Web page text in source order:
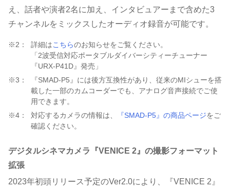
え、話者や演者2名に加え、インタビュアーまで含めた3
チャンネルをミックスしたオーディオ録音が可能です。
※2： 詳細は こちらのお知らせをご覧ください。
「2波受信対応ポータブルダイバーシティーチューナー
『URX-P41D』発売」
※3：
『SMAD-P5』には後方互換性があり、従来のMIシューを搭
載した一部のカムコーダーでも、アナログ音声接続でご使
用できます。
※4：
対応するカメラの情報は、 『SMAD-P5』の商品ページをご
確認ください。
デジタルシネマカメラ『VENICE 2』の撮影フォーマット
拡張
2023年初頭リリース予定のVer2.0により、『VENICE 2』